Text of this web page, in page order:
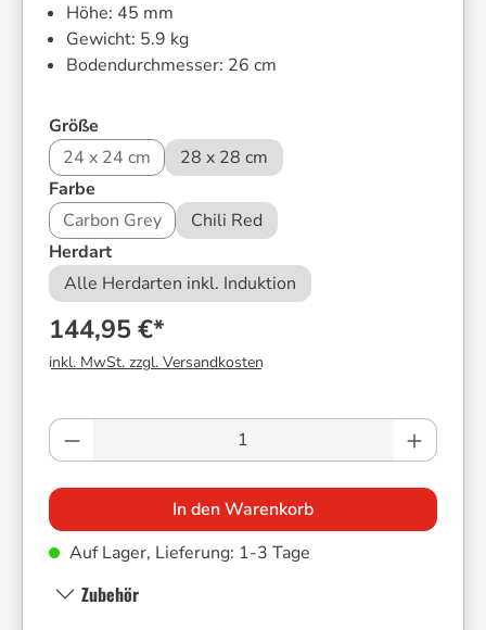
Höhe: 45 mm
Gewicht: 5.9 kg
Bodendurchmesser: 26 cm
Größe
24 x 24 cm
28 x 28 cm
Farbe
Carbon Grey
Chili Red
Herdartauswählen
Alle Herdarten inkl. Induktion
144,95 €*
inkl. MwSt. zzgl. Versandkosten
Produkt Anzahl: Gib den gewünschten
In den Warenkorb
Auf Lager, Lieferung: 1-3 Tage
Zubehör